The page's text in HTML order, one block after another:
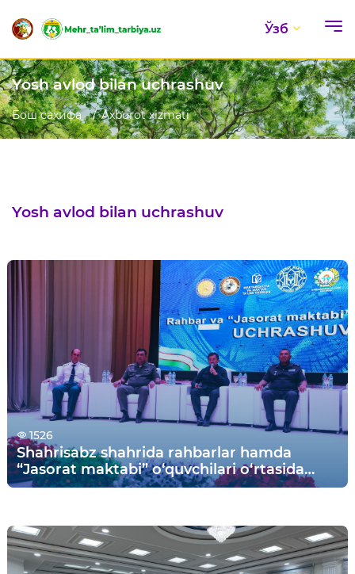
Ўзб
Yosh avlod bilan uchrashuv
Бош саҳифа Axborot xizmati
Yosh avlod bilan uchrashuv
1526
Shahrisabz shahrida rahbarlar hamda
“Jasorat maktabi” o‘quvchilari o‘rtasida
samimiy va mazmunli uchrashuv tashkil